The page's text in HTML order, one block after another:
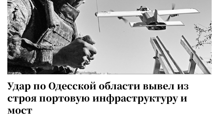
Удар по Одесской области вывел из
строя портовую инфраструктуру и
мост